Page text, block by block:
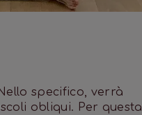
specifico, verrà
obliqui. Per questa